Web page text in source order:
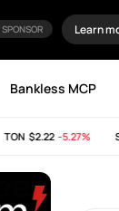
Learn
Bankless MCP
TON$2.22 -5.27%